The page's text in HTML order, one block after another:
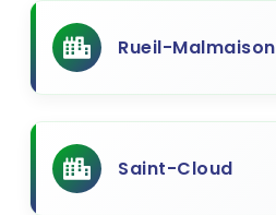
Rueil-Malmaison
Saint-Cloud